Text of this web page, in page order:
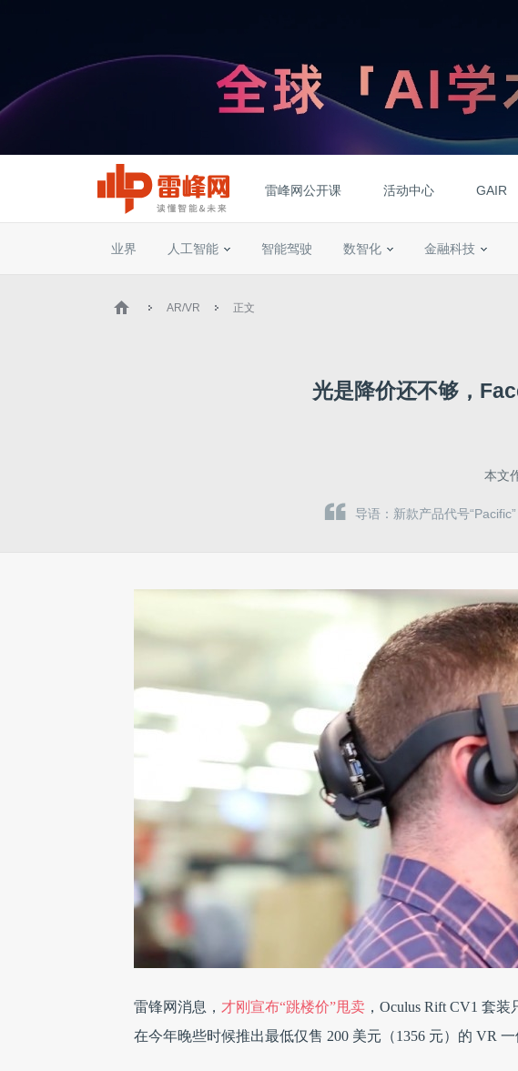
雷峰网公开课 活动中心 GAIR
业界 人工智能 智能驾驶 数智化 金融科技
AR/VR 正文
光是降价还不够，
本文
导语：新款产品代号
雷锋网消息， 才刚宣布“跳楼价”甩卖 ，Oculus Rift CV1 套
在今年晚些时候推出最低仅售 200 美元（1356 元）的 VR 一